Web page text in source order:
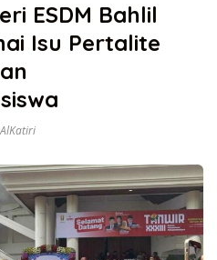
ESDM Bahlil
Isu Pertalite